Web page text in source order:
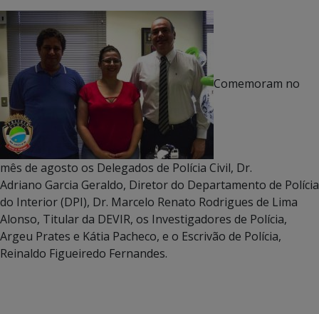
Comemoram no
mês de agosto os Delegados de Polícia Civil, Dr.
Adriano Garcia Geraldo, Diretor do Departamento de Polícia
do Interior (DPI), Dr. Marcelo Renato Rodrigues de Lima
Alonso, Titular da DEVIR, os Investigadores de Polícia,
Argeu Prates e Kátia Pacheco, e o Escrivão de Polícia,
Reinaldo Figueiredo Fernandes.